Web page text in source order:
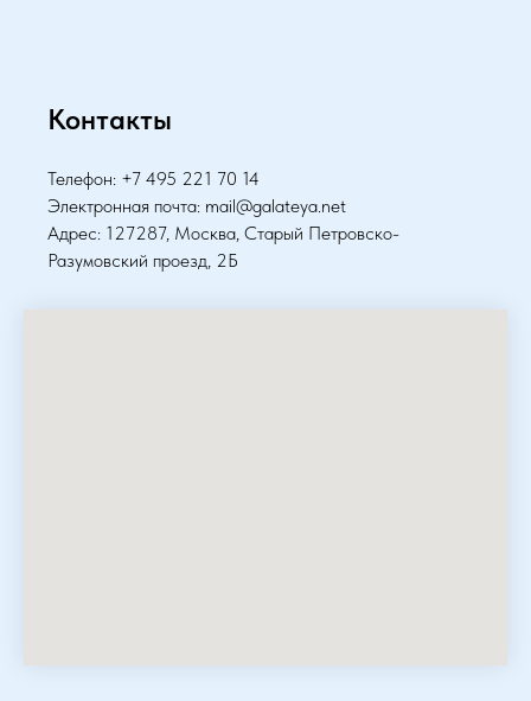
Контакты
Телефон: +7 495 221 70 14
Электронная почта: mail@galateya.net
Адрес: 127287, Москва, Старый Петровско-
Разумовский проезд, 2Б